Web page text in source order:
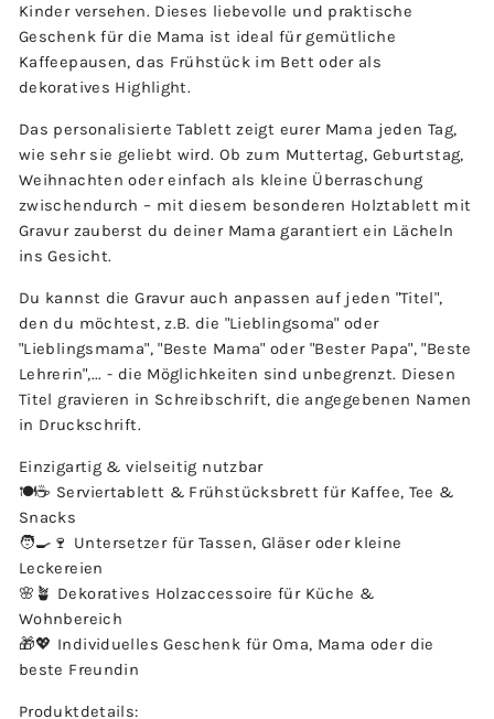
Kinder versehen. Dieses liebevolle und praktische
Geschenk für die Mama ist ideal für gemütliche
Kaffeepausen, das Frühstück im Bett oder als
dekoratives Highlight.
Das personalisierte Tablett zeigt eurer Mama jeden Tag,
wie sehr sie geliebt wird. Ob zum Muttertag, Geburtstag,
Weihnachten oder einfach als kleine Überraschung
zwischendurch – mit diesem besonderen Holztablett mit
Gravur zauberst du deiner Mama garantiert ein Lächeln
ins Gesicht.
Du kannst die Gravur auch anpassen auf jeden "Titel",
den du möchtest, z.B. die "Lieblingsoma" oder
"Lieblingsmama", "Beste Mama" oder "Bester Papa", "Beste
Lehrerin",... - die Möglichkeiten sind unbegrenzt. Diesen
Titel gravieren in Schreibschrift, die angegebenen Namen
in Druckschrift.
Einzigartig & vielseitig nutzbar
🍽️☕ Serviertablett & Frühstücksbrett für Kaffee, Tee &
Snacks
🧑‍🍳🍷 Untersetzer für Tassen, Gläser oder kleine
Leckereien
🌸🪴 Dekoratives Holzaccessoire für Küche &
Wohnbereich
🎁💖 Individuelles Geschenk für Oma, Mama oder die
beste Freundin
Produktdetails: